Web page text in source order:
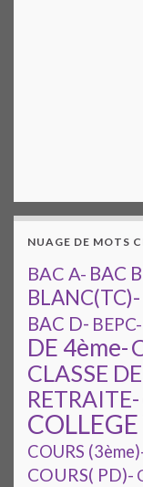
NUAGE DE MOTS
BAC A- BAC
BLANC(TC)-
BAC D- BEPC-
DE 4ème-
CLASSE
RETRAITE-
COURS
COURS( PD)-